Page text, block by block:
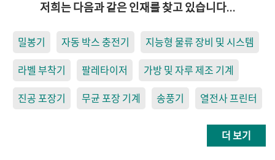
저희는 다음과 같은 인재를 찾고 있습니다…
밀봉기 자동 박스 충전기 지능형 물류 장비 및 시스템
라벨 부착기 팔레타이저 가방 및 자루 제조 기계
진공 포장기 무균 포장 기계 송풍기 열전사 프린터
더 보기